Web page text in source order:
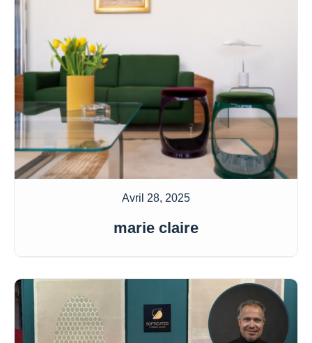
Avril 28, 2025
marie claire